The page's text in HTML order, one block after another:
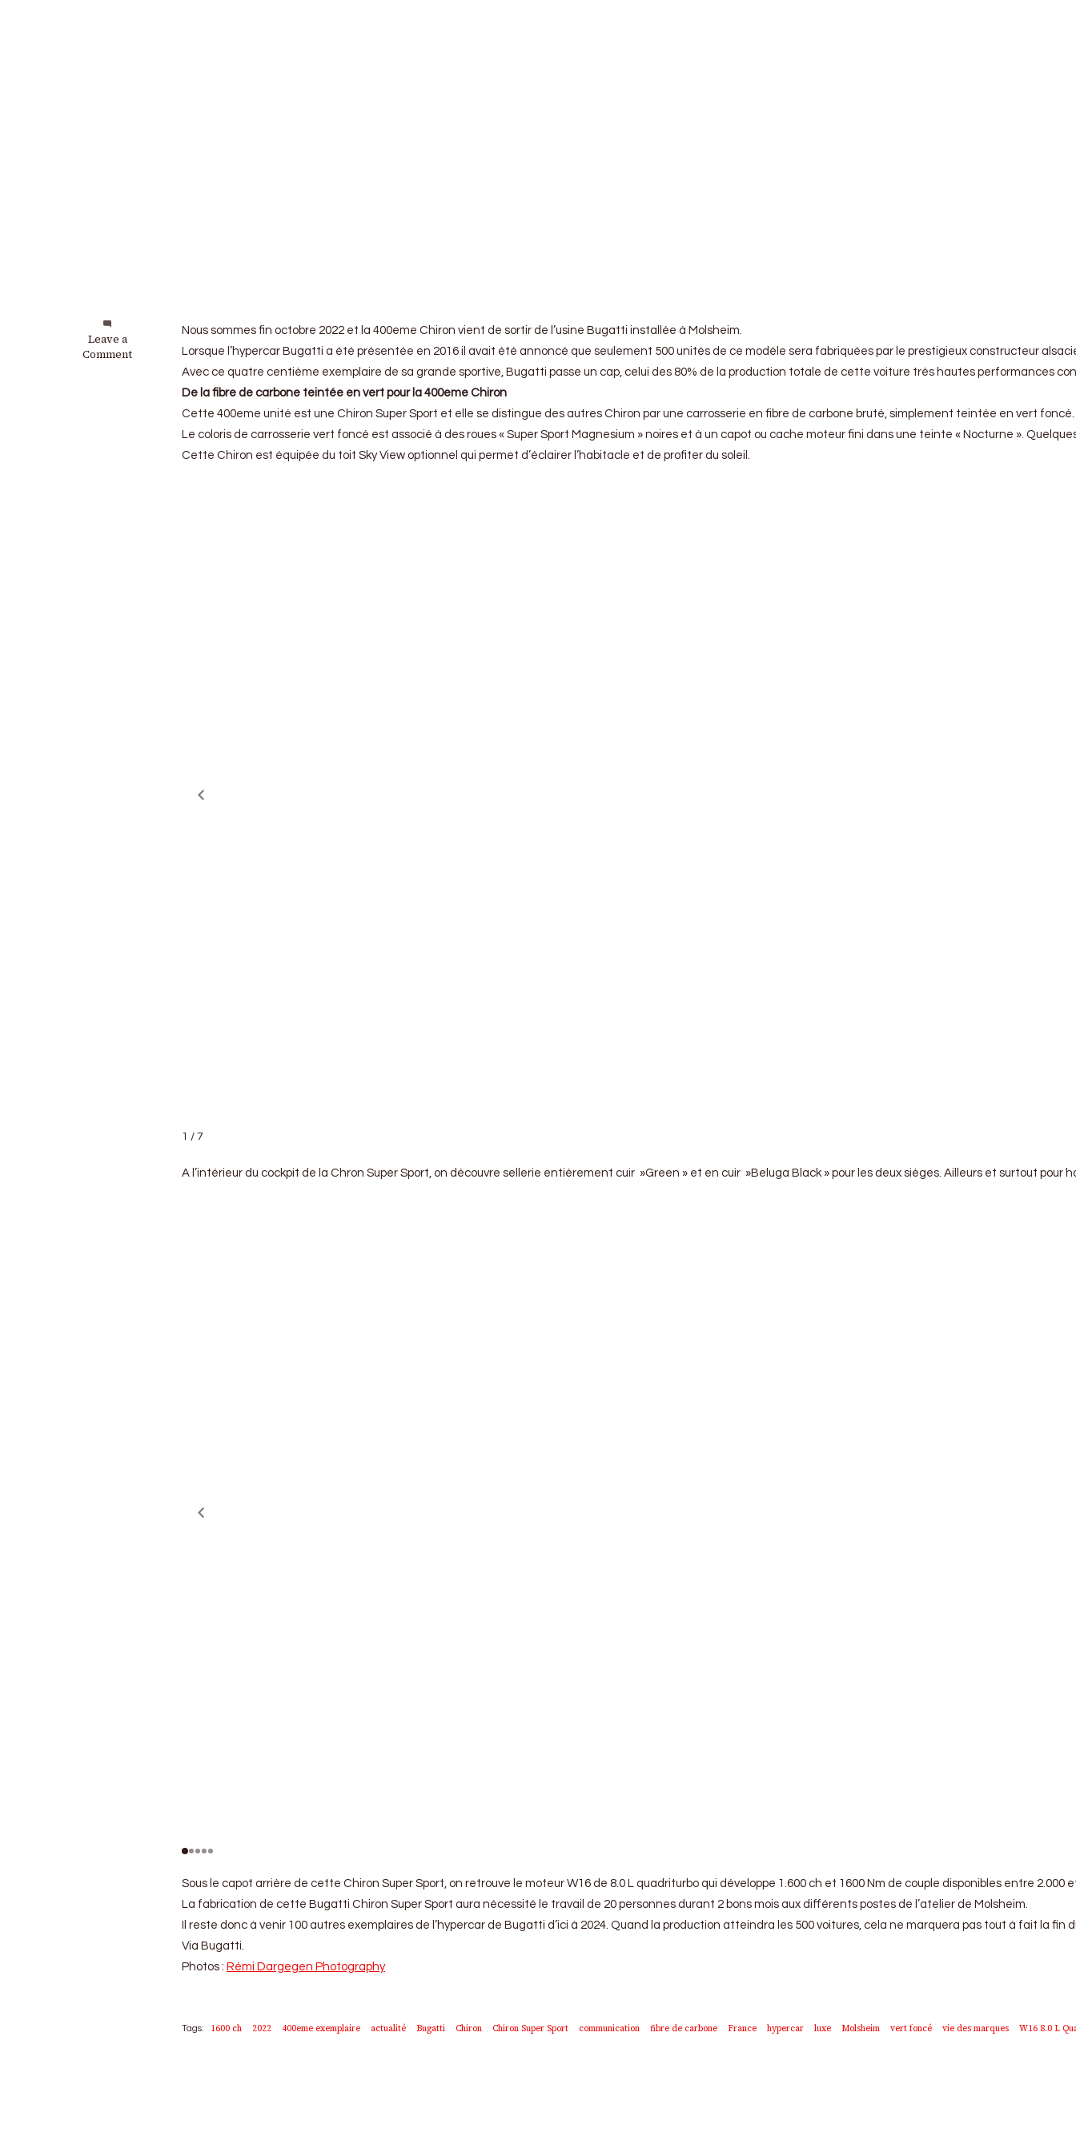
Leave a
Comment
on
Bugatti
Nous sommes fin octobre 2022 et la 400eme Chiron vient de sortir de l’usine Bugatti installée à Molsheim.
Lorsque l’hypercar Bugatti a été présentée en 2016 il avait été annoncé que seulement 500 unités de ce modèle sera fabriquées par le prestigieux constructeur
Avec ce quatre centième exemplaire de sa grande sportive, Bugatti passe un cap, celui des 80% de la production totale de cette voiture très hautes performances
De la fibre de carbone teintée en vert pour la 400eme Chiron
Cette 400eme unité est une Chiron Super Sport et elle se distingue des autres Chiron par une carrosserie en fibre de carbone bruté, simplement teintée en vert foncé.
Le coloris de carrosserie vert foncé est associé à des roues « Super Sport Magnesium » noires et à un capot ou cache moteur fini dans une teinte « Nocturne ».
Cette Chiron est équipée du toit Sky View optionnel qui permet d’éclairer l’habitacle et de profiter du soleil.
1 / 7
A l’intérieur du cockpit de la Chron Super Sport, on découvre sellerie entièrement cuir »Green » et en cuir »Beluga Black » pour les deux sièges. Ailleurs et surtout
Sous le capot arrière de cette Chiron Super Sport, on retrouve le moteur W16 de 8.0 L quadriturbo qui développe 1.600 ch et 1600 Nm de couple disponibles entre
La fabrication de cette Bugatti Chiron Super Sport aura nécessité le travail de 20 personnes durant 2 bons mois aux différents postes de l’atelier de Molsheim.
Il reste donc à venir 100 autres exemplaires de l’hypercar de Bugatti d’ici à 2024. Quand la production atteindra les 500 voitures, cela ne marquera pas tout à fait
Via Bugatti.
Photos : Rémi Dargegen Photography
Tags: 1600 ch 2022 400eme exemplaire actualité Bugatti Chiron Chiron Super Sport communication fibre de carbone France hypercar luxe Molsheim vert foncé vie des marques W16 8.0 L